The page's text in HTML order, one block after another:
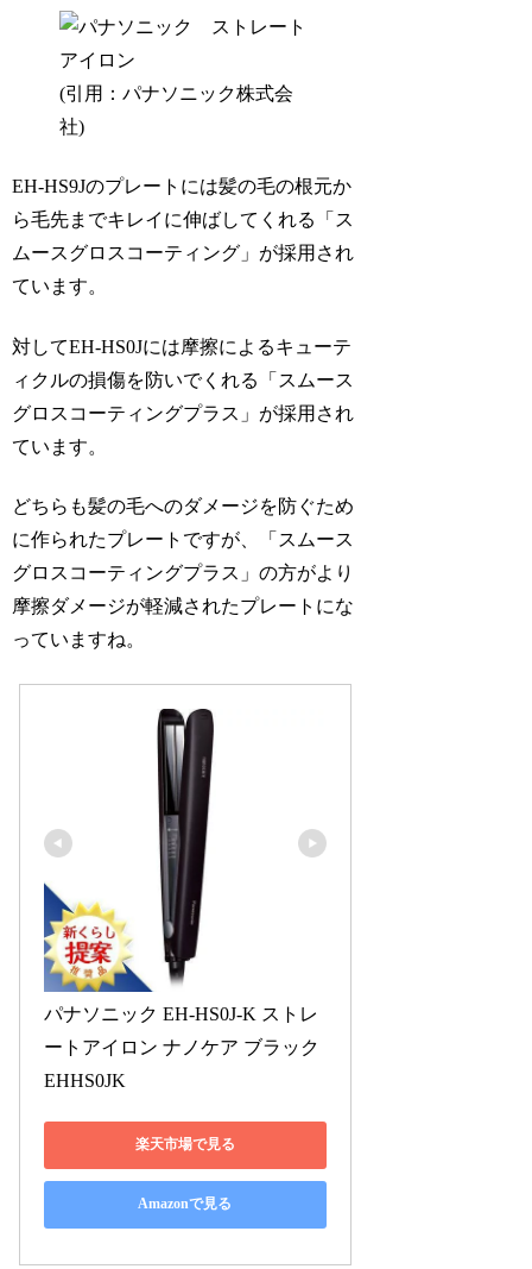
(引用：パナソニック株式会
社)
EH-HS9Jのプレートには髪の毛の根元か
ら毛先までキレイに伸ばしてくれる「ス
ムースグロスコーティング」が採用され
ています。
対してEH-HS0Jには摩擦によるキューテ
ィクルの損傷を防いでくれる「スムース
グロスコーティングプラス」が採用され
ています。
どちらも髪の毛へのダメージを防ぐため
に作られたプレートですが、「スムース
グロスコーティングプラス」の方がより
摩擦ダメージが軽減されたプレートにな
っていますね。
パナソニック EH-HS0J-K ストレ
ートアイロン ナノケア ブラック
EHHS0JK
楽天市場で見る
Amazonで見る